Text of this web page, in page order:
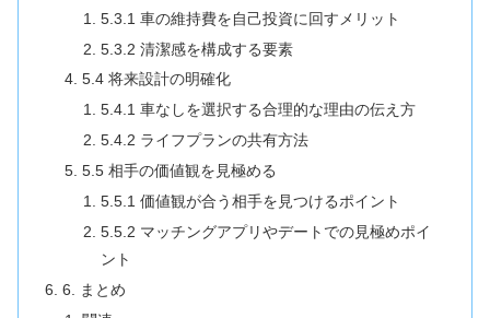
5.3.1 車の維持費を自己投資に回すメリット
5.3.2 清潔感を構成する要素
5.4 将来設計の明確化
5.4.1 車なしを選択する合理的な理由の伝え方
5.4.2 ライフプランの共有方法
5.5 相手の価値観を見極める
5.5.1 価値観が合う相手を見つけるポイント
5.5.2 マッチングアプリやデートでの見極めポイ
ント
6. まとめ